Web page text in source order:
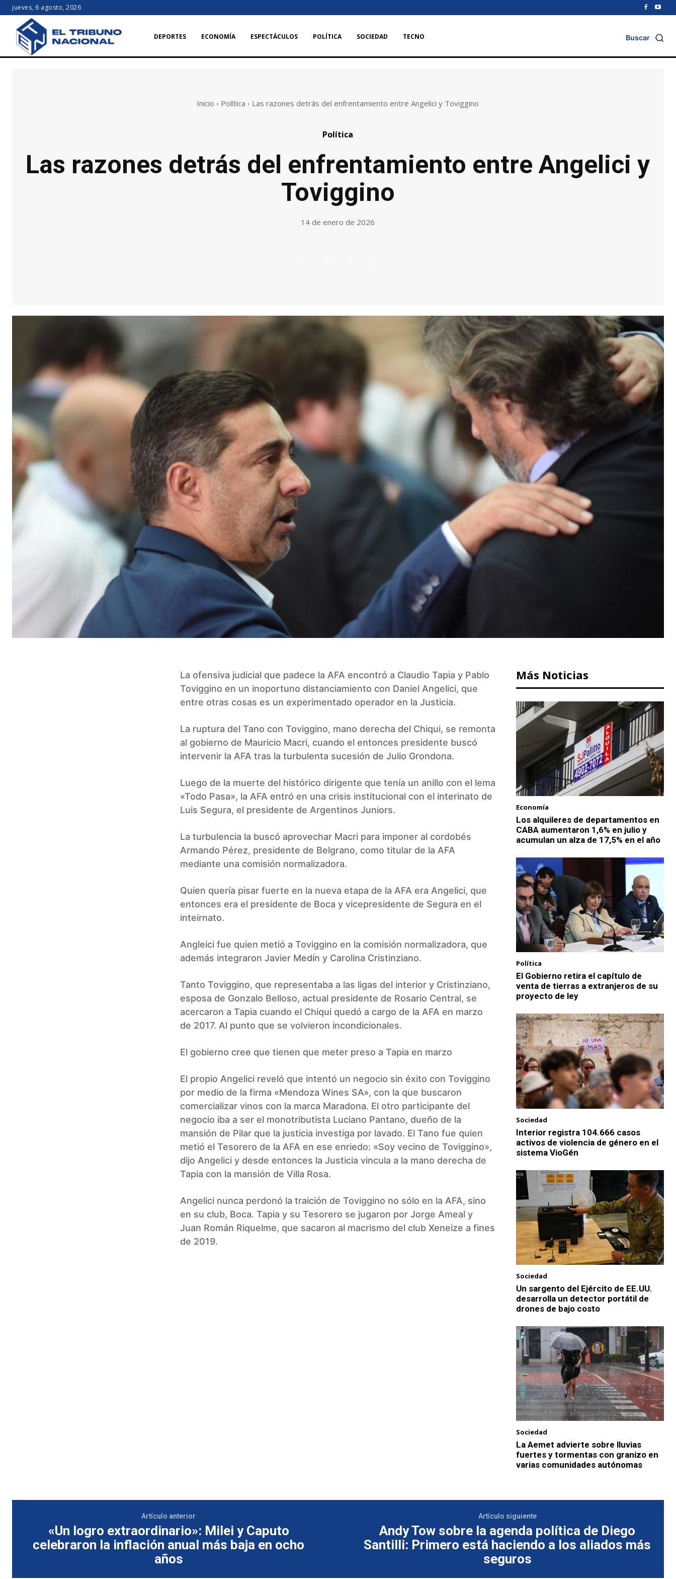
jueves, 6 agosto, 2026
DEPORTES ECONOMÍA ESPECTÁCULOS POLÍTICA SOCIEDAD TECNO Buscar
Inicio Política Las razones detrás del enfrentamiento entre Angelici y Toviggino
Política
Las razones detrás del enfrentamiento entre Angelici y
Toviggino
14 de enero de 2026
La ofensiva judicial que padece la AFA encontró a Claudio Tapia y Pablo
Toviggino en un inoportuno distanciamiento con Daniel Angelici, que
entre otras cosas es un experimentado operador en la Justicia.
La ruptura del Tano con Toviggino, mano derecha del Chiqui, se remonta
al gobierno de Mauricio Macri, cuando el entonces presidente buscó
intervenir la AFA tras la turbulenta sucesión de Julio Grondona.
Luego de la muerte del histórico dirigente que tenía un anillo con el lema
«Todo Pasa», la AFA entró en una crisis institucional con el interinato de
Luis Segura, el presidente de Argentinos Juniors.
La turbulencia la buscó aprovechar Macri para imponer al cordobés
Armando Pérez, presidente de Belgrano, como titular de la AFA
mediante una comisión normalizadora.
Quien quería pisar fuerte en la nueva etapa de la AFA era Angelici, que
entonces era el presidente de Boca y vicepresidente de Segura en el
inteirnato.
Angleici fue quien metió a Toviggino en la comisión normalizadora, que
además integraron Javier Medín y Carolina Cristinziano.
Tanto Toviggino, que representaba a las ligas del interior y Cristinziano,
esposa de Gonzalo Belloso, actual presidente de Rosario Central, se
acercaron a Tapia cuando el Chiqui quedó a cargo de la AFA en marzo
de 2017. Al punto que se volvieron incondicionales.
El gobierno cree que tienen que meter preso a Tapia en marzo
El propio Angelici reveló que intentó un negocio sin éxito con Toviggino
por medio de la firma «Mendoza Wines SA», con la que buscaron
comercializar vinos con la marca Maradona. El otro participante del
negocio iba a ser el monotributista Luciano Pantano, dueño de la
mansión de Pilar que la justicia investiga por lavado. El Tano fue quien
metió el Tesorero de la AFA en ese enriedo: «Soy vecino de Toviggino»,
dijo Angelici y desde entonces la Justicia vincula a la mano derecha de
Tapia con la mansión de Villa Rosa.
Angelici nunca perdonó la traición de Toviggino no sólo en la AFA, sino
en su club, Boca. Tapia y su Tesorero se jugaron por Jorge Ameal y
Juan Román Riquelme, que sacaron al macrismo del club Xeneize a fines
de 2019.
Más Noticias
Economía
Los alquileres de departamentos en
CABA aumentaron 1,6% en julio y
acumulan un alza de 17,5% en el año
Política
El Gobierno retira el capítulo de
venta de tierras a extranjeros de su
proyecto de ley
Sociedad
Interior registra 104.666 casos
activos de violencia de género en el
sistema VioGén
Sociedad
Un sargento del Ejército de EE.UU.
desarrolla un detector portátil de
drones de bajo costo
Sociedad
La Aemet advierte sobre lluvias
fuertes y tormentas con granizo en
varias comunidades autónomas
Artículo anterior
«Un logro extraordinario»: Milei y Caputo
celebraron la inflación anual más baja en ocho
años
Artículo siguiente
Andy Tow sobre la agenda política de Diego
Santilli: Primero está haciendo a los aliados más
seguros